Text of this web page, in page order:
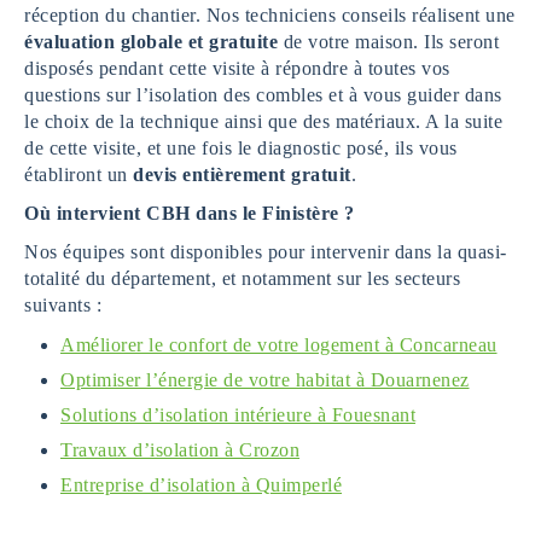
réception du chantier. Nos techniciens conseils réalisent une
évaluation globale et gratuite de votre maison. Ils seront
disposés pendant cette visite à répondre à toutes vos
questions sur l’isolation des combles et à vous guider dans
le choix de la technique ainsi que des matériaux. A la suite
de cette visite, et une fois le diagnostic posé, ils vous
établiront un devis entièrement gratuit.
Où intervient CBH dans le Finistère ?
Nos équipes sont disponibles pour intervenir dans la quasi-
totalité du département, et notamment sur les secteurs
suivants :
Améliorer le confort de votre logement à Concarneau
Optimiser l’énergie de votre habitat à Douarnenez
Solutions d’isolation intérieure à Fouesnant
Travaux d’isolation à Crozon
Entreprise d’isolation à Quimperlé